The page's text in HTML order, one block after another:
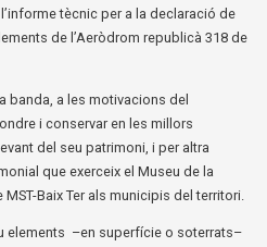
tècnic per a la declaració de
de l’Aeròdrom republicà 318 de
banda, a les motivacions del
i conservar en les millors
del seu patrimoni, i per altra
que exerceix el Museu de la
Baix Ter als municipis del territori.
elements  –en superfície o soterrats–